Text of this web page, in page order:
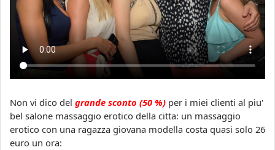
Non vi dico del grande sconto (50 %) per i miei clienti al piu'
bel salone massaggio erotico della citta: un massaggio
erotico con una ragazza giovana modella costa quasi solo 26
euro un ora: